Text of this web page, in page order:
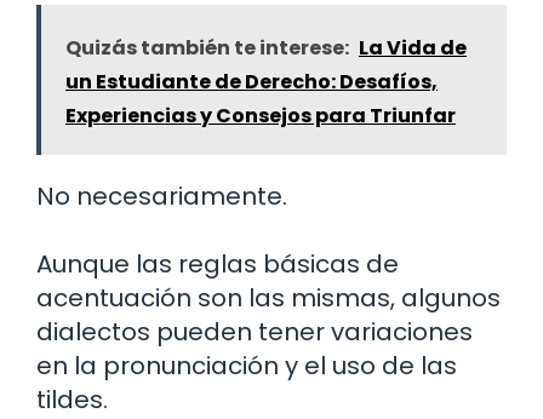
Quizás también te interese: La Vida de
un Estudiante de Derecho: Desafíos,
Experiencias y Consejos para Triunfar
No necesariamente.
Aunque las reglas básicas de
acentuación son las mismas, algunos
dialectos pueden tener variaciones
en la pronunciación y el uso de las
tildes.